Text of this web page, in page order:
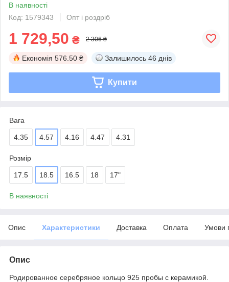
В наявності
Код: 1579343
Опт і роздріб
1 729,50 ₴ 2 306 ₴
Економія 576.50 ₴ Залишилось 46 днів
Купити
Вага
4.35 4.57 4.16 4.47 4.31
Розмір
17.5 18.5 16.5 18 17"
В наявності
Опис Характеристики Доставка Оплата Умови
Опис
Родированное серебряное кольцо 925 пробы с керамикой.